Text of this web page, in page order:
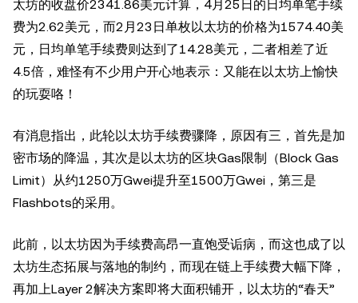
太坊的收盘价2341.86美元计算，4月25日的日均单笔手续
费为2.62美元，而2月23日单枚以太坊的价格为1574.40美
元，日均单笔手续费则达到了14.28美元，二者相差了近
4.5倍，难怪有不少用户开心地表示：又能在以太坊上愉快
的玩耍咯！
有消息指出，此轮以太坊手续费骤降，原因有三，首先是加
密市场的降温，其次是以太坊的区块Gas限制（Block Gas
Limit）从约1250万Gwei提升至1500万Gwei，第三是
Flashbots的采用。
此前，以太坊因为手续费高昂一直饱受诟病，而这也成了以
太坊生态拓展与落地的制约，而现在链上手续费大幅下降，
再加上Layer 2解决方案即将大面积铺开，以太坊的“春天”